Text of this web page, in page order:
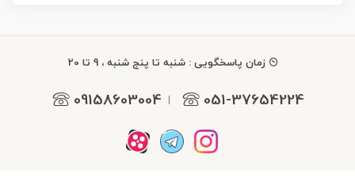
زمان پاسخگویی : شنبه تا پنج شنبه ، 9 تا 20
051-37654224
|
09158603004